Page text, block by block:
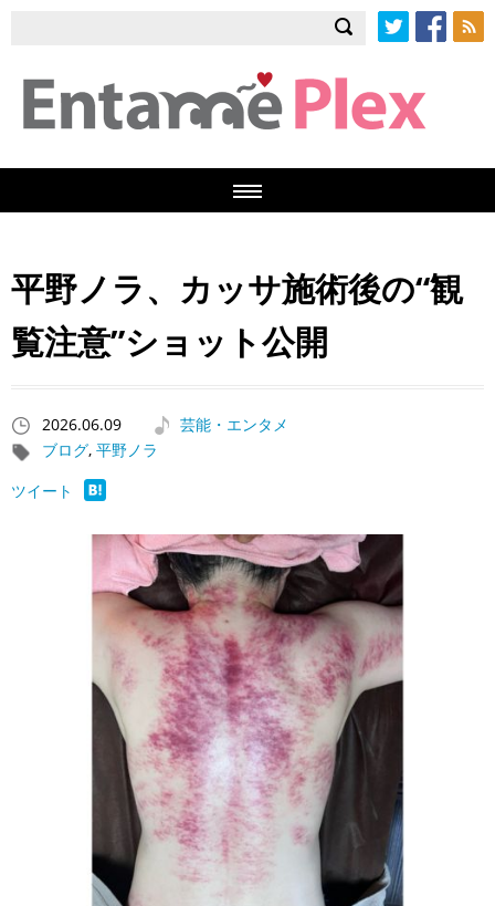
平野ノラ、カッサ施術後の“観
覧注意”ショット公開
2026.06.09
芸能・エンタメ
ブログ, 平野ノラ
ツイート